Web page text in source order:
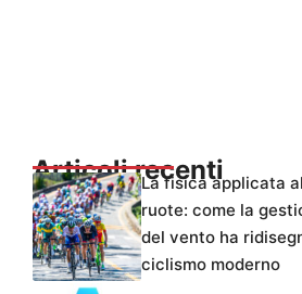
Articoli recenti
La fisica applicata
ruote: come la
del vento ha
ciclismo moderno